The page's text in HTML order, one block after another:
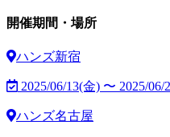
開催期間・場所
ハンズ新宿
2025/06/13(金) 〜 2025/06/
ハンズ名古屋